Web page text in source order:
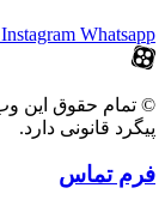
Instagram Whatsapp
© تمام حقوق این
پیگرد قانونی دارد.
فرم تماس